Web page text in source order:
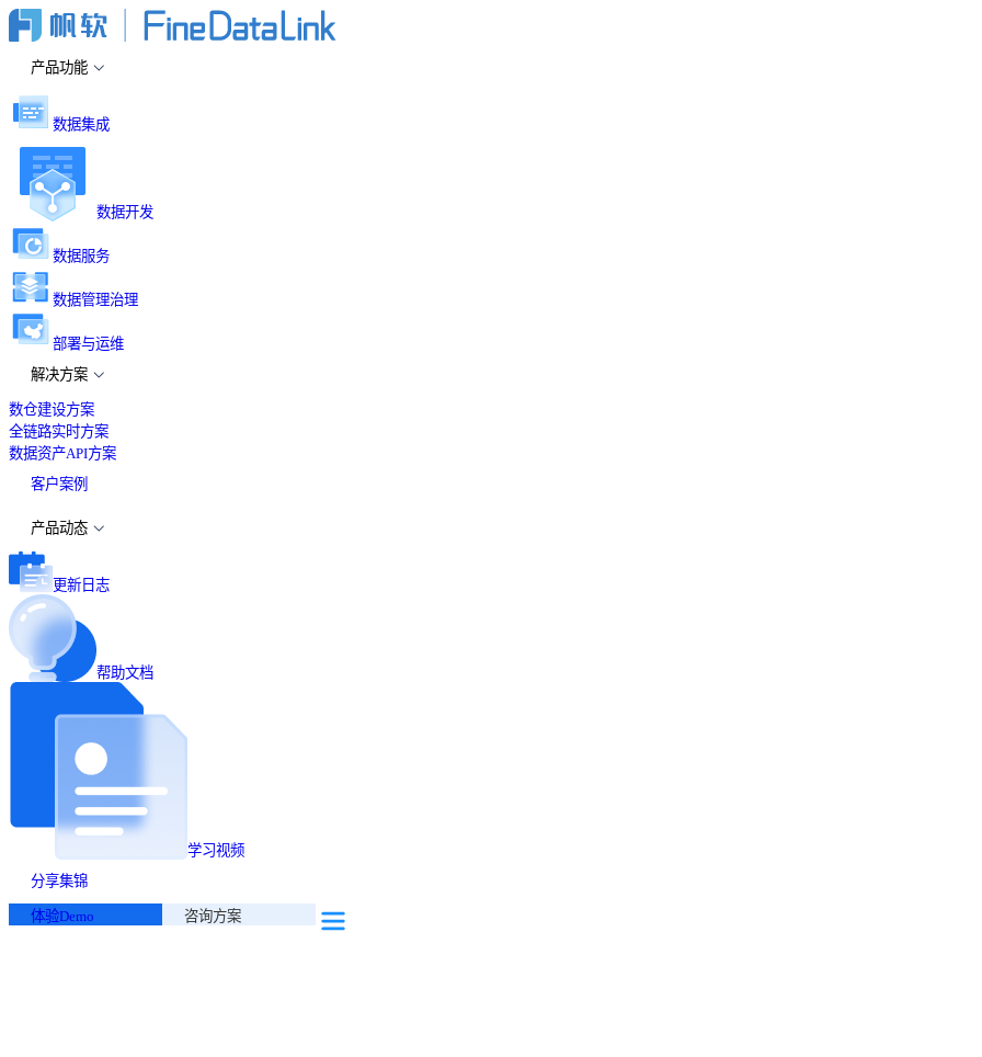
产品功能
数据集成
数据开发
数据服务
数据管理治理
部署与运维
解决方案
数仓建设方案
全链路实时方案
数据资产API方案
客户案例
产品动态
更新日志
帮助文档
学习视频
分享集锦
体验Demo 咨询方案